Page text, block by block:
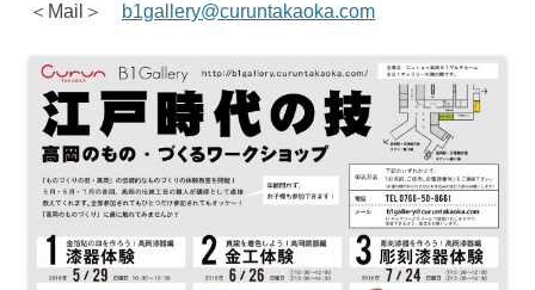
＜Mail＞ b1gallery@curuntakaoka.com